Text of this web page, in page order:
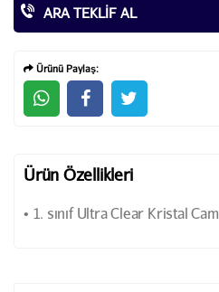
ARA TEKLIF AL
Ürünü Paylaş:
Ürün Özellikleri
• 1. sınıf Ultra Clear Kristal Cam